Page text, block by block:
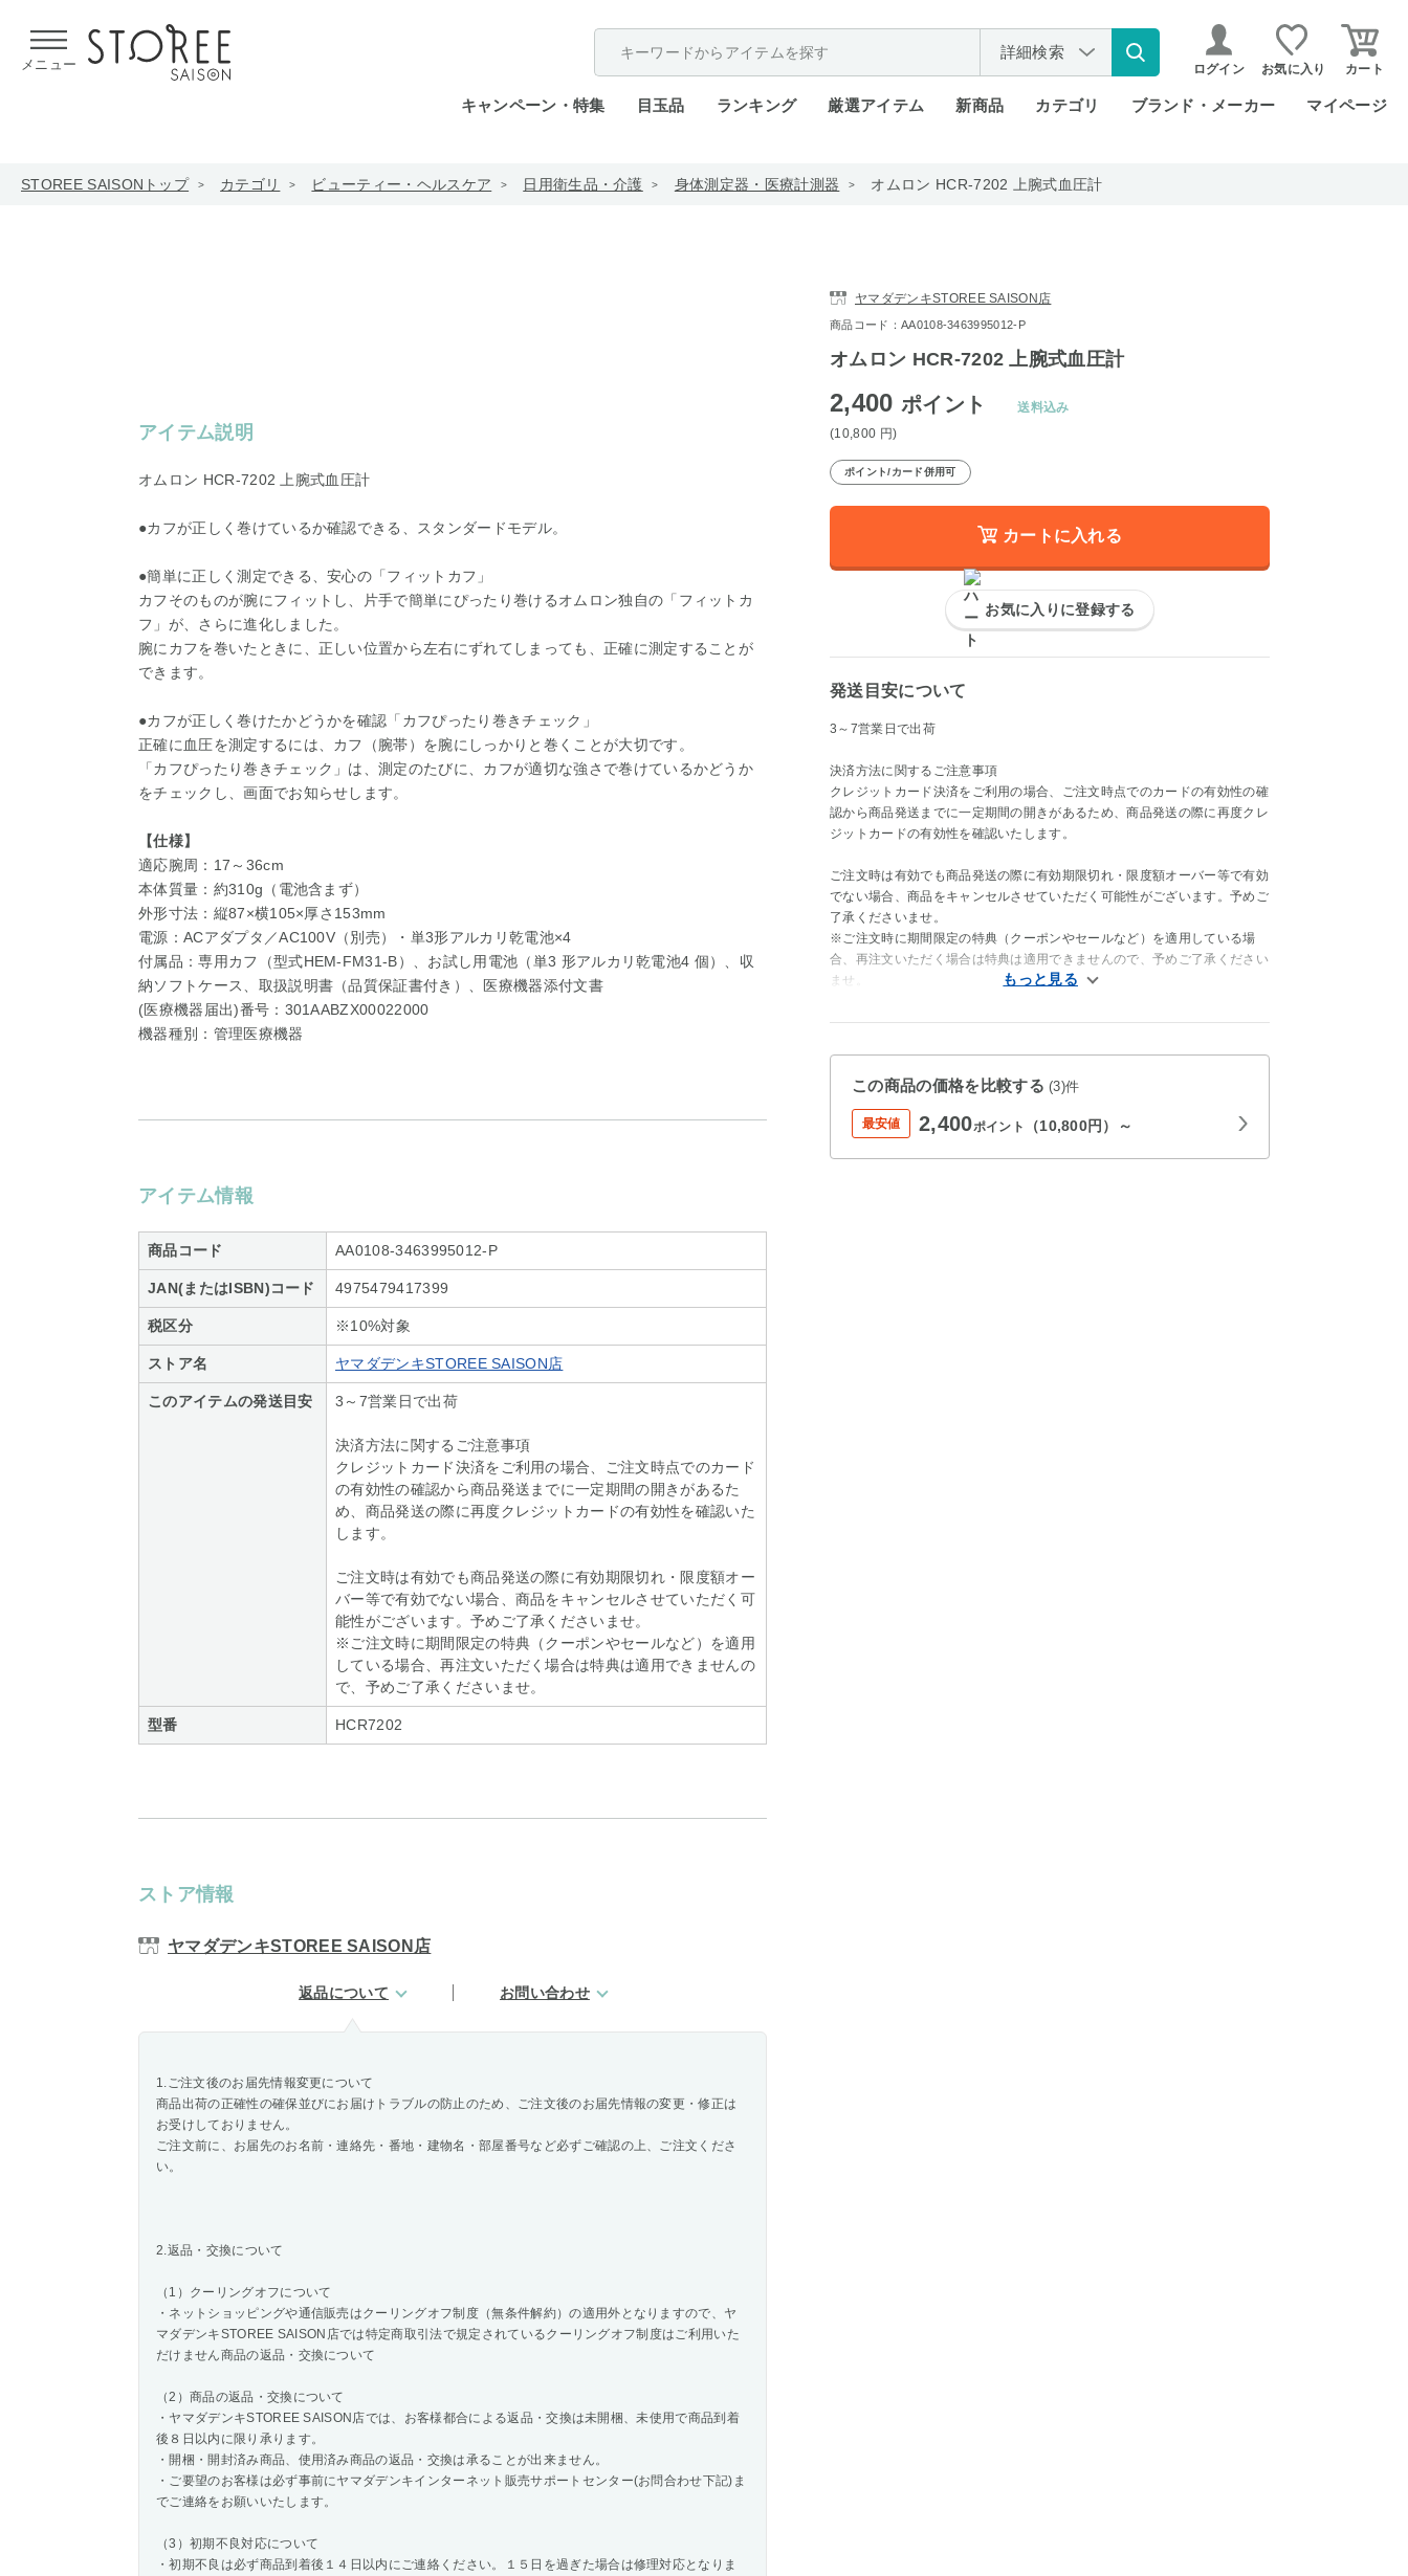
メニュー
詳細検索
ログイン お気に入り カート
キャンペーン・特集 目玉品 ランキング 厳選アイテム 新商品 カテゴリ ブランド・メーカー マイページ
STOREE SAISONトップ カテゴリ ビューティー・ヘルスケア 日用衛生品・介護 身体測定器・医療計測器 オムロン HCR-7202 上腕式血圧計
アイテム説明
オムロン HCR-7202 上腕式血圧計
●カフが正しく巻けているか確認できる、スタンダードモデル。
●簡単に正しく測定できる、安心の「フィットカフ」
カフそのものが腕にフィットし、片手で簡単にぴったり巻けるオムロン独自の「フィットカ
フ」が、さらに進化しました。
腕にカフを巻いたときに、正しい位置から左右にずれてしまっても、正確に測定することが
できます。
●カフが正しく巻けたかどうかを確認「カフぴったり巻きチェック」
正確に血圧を測定するには、カフ（腕帯）を腕にしっかりと巻くことが大切です。
「カフぴったり巻きチェック」は、測定のたびに、カフが適切な強さで巻けているかどうか
をチェックし、画面でお知らせします。
【仕様】
適応腕周：17～36cm
本体質量：約310g（電池含まず）
外形寸法：縦87×横105×厚さ153mm
電源：ACアダプタ／AC100V（別売）・単3形アルカリ乾電池×4
付属品：専用カフ（型式HEM-FM31-B）、お試し用電池（単3 形アルカリ乾電池4 個）、収
納ソフトケース、取扱説明書（品質保証書付き）、医療機器添付文書
(医療機器届出)番号：301AABZX00022000
機器種別：管理医療機器
アイテム情報
商品コード AA0108-3463995012-P
JAN(またはISBN)コード 4975479417399
税区分 ※10%対象
ストア名 ヤマダデンキSTOREE SAISON店
このアイテムの発送目安 3～7営業日で出荷
決済方法に関するご注意事項
クレジットカード決済をご利用の場合、ご注文時点でのカード
の有効性の確認から商品発送までに一定期間の開きがあるた
め、商品発送の際に再度クレジットカードの有効性を確認いた
します。
ご注文時は有効でも商品発送の際に有効期限切れ・限度額オー
バー等で有効でない場合、商品をキャンセルさせていただく可
能性がございます。予めご了承くださいませ。
※ご注文時に期間限定の特典（クーポンやセールなど）を適用
している場合、再注文いただく場合は特典は適用できませんの
で、予めご了承くださいませ。
型番 HCR7202
ストア情報
ヤマダデンキSTOREE SAISON店
返品について お問い合わせ
1.ご注文後のお届先情報変更について
商品出荷の正確性の確保並びにお届けトラブルの防止のため、ご注文後のお届先情報の変更・修正は
お受けしておりません。
ご注文前に、お届先のお名前・連絡先・番地・建物名・部屋番号など必ずご確認の上、ご注文くださ
い。
2.返品・交換について
（1）クーリングオフについて
・ネットショッピングや通信販売はクーリングオフ制度（無条件解約）の適用外となりますので、ヤ
マダデンキSTOREE SAISON店では特定商取引法で規定されているクーリングオフ制度はご利用いた
だけません商品の返品・交換について
（2）商品の返品・交換について
・ヤマダデンキSTOREE SAISON店では、お客様都合による返品・交換は未開梱、未使用で商品到着
後８日以内に限り承ります。
・開梱・開封済み商品、使用済み商品の返品・交換は承ることが出来ません。
・ご要望のお客様は必ず事前にヤマダデンキインターネット販売サポートセンター(お問合わせ下記)ま
でご連絡をお願いいたします。
（3）初期不良対応について
・初期不良は必ず商品到着後１４日以内にご連絡ください。１５日を過ぎた場合は修理対応となりま
ヤマダデンキSTOREE SAISON店
商品コード：AA0108-3463995012-P
オムロン HCR-7202 上腕式血圧計
2,400 ポイント
(10,800 円)
送料込み
ポイント/カード併用可
カートに入れる
お気に入りに登録する
発送目安について
3～7営業日で出荷
決済方法に関するご注意事項
クレジットカード決済をご利用の場合、ご注文時点でのカードの有効性の確
認から商品発送までに一定期間の開きがあるため、商品発送の際に再度クレ
ジットカードの有効性を確認いたします。
ご注文時は有効でも商品発送の際に有効期限切れ・限度額オーバー等で有効
でない場合、商品をキャンセルさせていただく可能性がございます。予めご
了承くださいませ。
※ご注文時に期間限定の特典（クーポンやセールなど）を適用している場
合、再注文いただく場合は特典は適用できませんので、予めご了承ください
ませ。
この商品の価格を比較する(3)件
最安値 2,400ポイント （10,800円）～